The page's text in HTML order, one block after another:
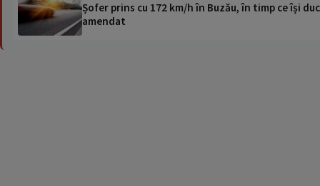
Șofer prins cu 172 km/h în Buzău, în timp ce își
amendat